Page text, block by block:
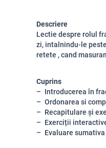
Descriere
Lectie despre rolul
zi, intalnindu-le
retete , cand
Cuprins
Introducerea în
Ordonarea si
Recapitulare și
Exerciții
Evaluare sumativa